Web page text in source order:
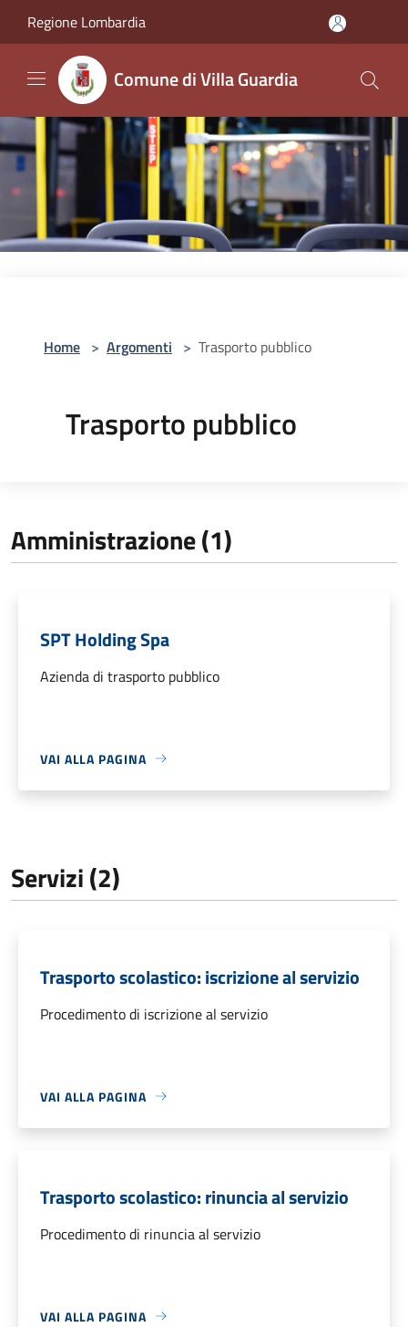
Regione Lombardia
Comune di Villa Guardia
Home > Argomenti > Trasporto pubblico
Trasporto pubblico
Amministrazione (1)
SPT Holding Spa
Azienda di trasporto pubblico
VAI ALLA PAGINA
Servizi (2)
Trasporto scolastico: iscrizione al servizio
Procedimento di iscrizione al servizio
VAI ALLA PAGINA
Trasporto scolastico: rinuncia al servizio
Procedimento di rinuncia al servizio
VAI ALLA PAGINA